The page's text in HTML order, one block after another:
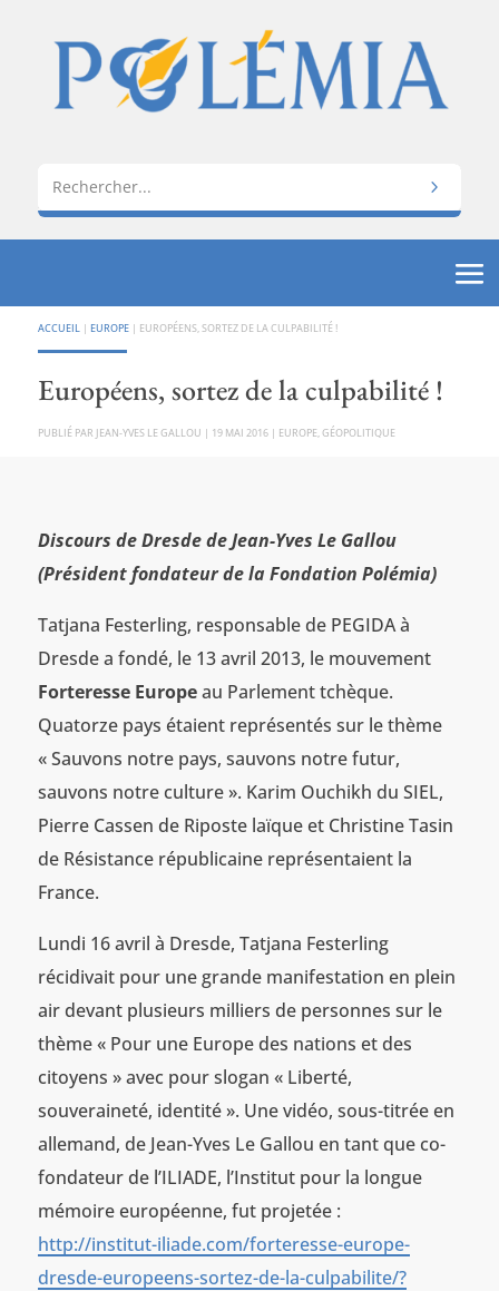
ACCUEIL | EUROPE| EUROPÉENS, SORTEZ DE LA CULPABILITÉ !
Européens, sortez de la culpabilité !
PAR JEAN-YVES LE GALLOU | 19 MAI 2016| EUROPE, GÉOPOLITIQUE
Discours de Dresde de Jean-Yves Le Gallou
(Président fondateur de la Fondation Polémia)
Tatjana Festerling, responsable de PEGIDA à
Dresde a fondé, le 13 avril 2013, le mouvement
Forteresse Europeau Parlement tchèque.
Quatorze pays étaient représentés sur le thème
« Sauvons notre pays, sauvons notre futur,
sauvons notre culture ». Karim Ouchikh du SIEL,
Pierre Cassen de Riposte laïque et Christine Tasin
de Résistance républicaine représentaient la
France.
Lundi 16 avril à Dresde, Tatjana Festerling
récidivait pour une grande manifestation en plein
air devant plusieurs milliers de personnes sur le
thème « Pour une Europe des nations et des
citoyens » avec pour slogan « Liberté,
souveraineté, identité ». Une vidéo, sous-titrée en
allemand, de Jean-Yves Le Gallou en tant que co-
fondateur de l’ILIADE, l’Institut pour la longue
mémoire européenne, fut projetée :
http://institut-iliade.com/forteresse-europe-
dresde-europeens-sortez-de-la-culpabilite/?